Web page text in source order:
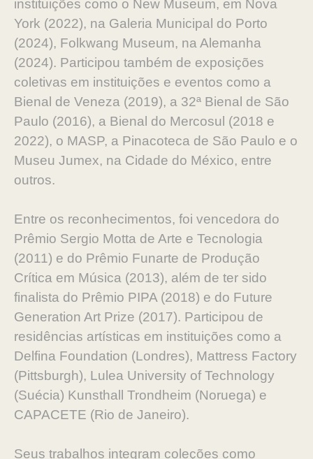
instituições como o New Museum, em Nova
York (2022), na Galeria Municipal do Porto
(2024), Folkwang Museum, na Alemanha
(2024). Participou também de exposições
coletivas em instituições e eventos como a
Bienal de Veneza (2019), a 32ª Bienal de São
Paulo (2016), a Bienal do Mercosul (2018 e
2022), o MASP, a Pinacoteca de São Paulo e o
Museu Jumex, na Cidade do México, entre
outros.
Entre os reconhecimentos, foi vencedora do
Prêmio Sergio Motta de Arte e Tecnologia
(2011) e do Prêmio Funarte de Produção
Crítica em Música (2013), além de ter sido
finalista do Prêmio PIPA (2018) e do Future
Generation Art Prize (2017). Participou de
residências artísticas em instituições como a
Delfina Foundation (Londres), Mattress Factory
(Pittsburgh), Lulea University of Technology
(Suécia) Kunsthall Trondheim (Noruega) e
CAPACETE (Rio de Janeiro).
Seus trabalhos integram coleções como